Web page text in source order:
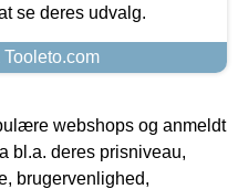
se deres udvalg.
webshops og anmeldt
bl.a. deres prisniveau,
brugervenlighed,